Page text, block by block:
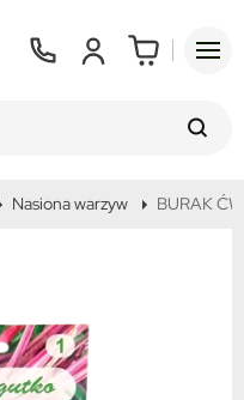
Nasiona warzyw BURAK